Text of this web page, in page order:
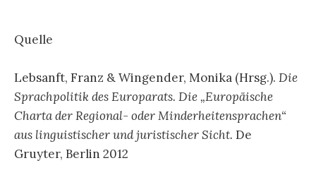
Quelle
Lebsanft, Franz & Wingender, Monika (Hrsg.). Die
Sprachpolitik des Europarats. Die „Europäische
Charta der Regional- oder Minderheitensprachen“
aus linguistischer und juristischer Sicht. De
Gruyter, Berlin 2012